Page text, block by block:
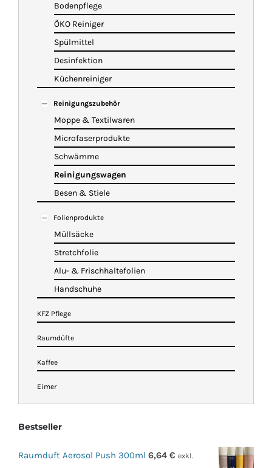
Bodenpflege
ÖKO Reiniger
Spülmittel
Desinfektion
Küchenreiniger
Reinigungszubehör
Moppe & Textilwaren
Microfaserprodukte
Schwämme
Reinigungswagen
Besen & Stiele
Folienprodukte
Müllsäcke
Stretchfolie
Alu- & Frischhaltefolien
Handschuhe
KFZ Pflege
Raumdüfte
Kaffee
Eimer
Bestseller
Raumduft Aerosol Push 300ml 6,64 € exkl.